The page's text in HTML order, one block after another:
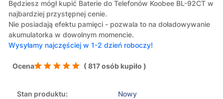
Będziesz mógł kupić Baterie do Telefonów Koobee BL-92CT w
najbardziej przystępnej cenie.
Nie posiadają efektu pamięci - pozwala to na doładowywanie
akumulatorka w dowolnym momencie.
Wysyłamy najczęściej w 1-2 dzień roboczy!
Ocena ( 817 osób kupiło )
Stan produktu: Nowy